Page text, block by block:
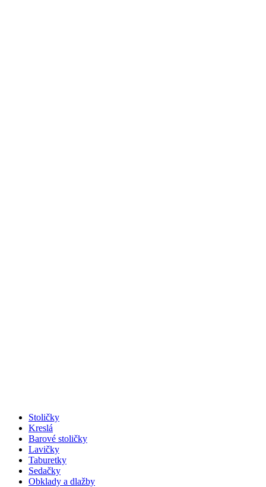
Stoličky
Kreslá
Barové stoličky
Lavičky
Taburetky
Sedačky
Obklady a dlažby